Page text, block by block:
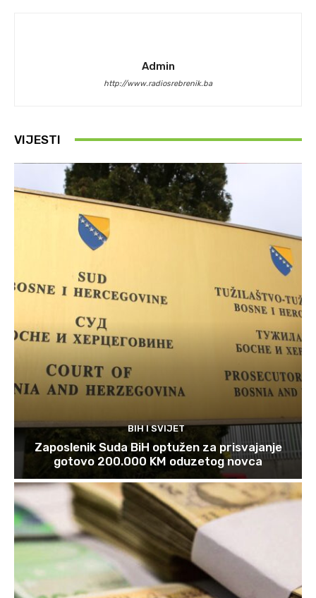
Admin
http://www.radiosrebrenik.ba
VIJESTI
BIH I SVIJET
Zaposlenik Suda BiH optužen za prisvajanje
gotovo 200.000 KM oduzetog novca